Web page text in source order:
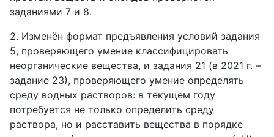
заданиями 7 и 8.
2. Изменён формат предъявления условий задания
5, проверяющего умение классифицировать
неорганические вещества, и задания 21 (в 2021 г. –
задание 23), проверяющего умение определять
среду водных растворов: в текущем году
потребуется не только определить среду
раствора, но и расставить вещества в порядке